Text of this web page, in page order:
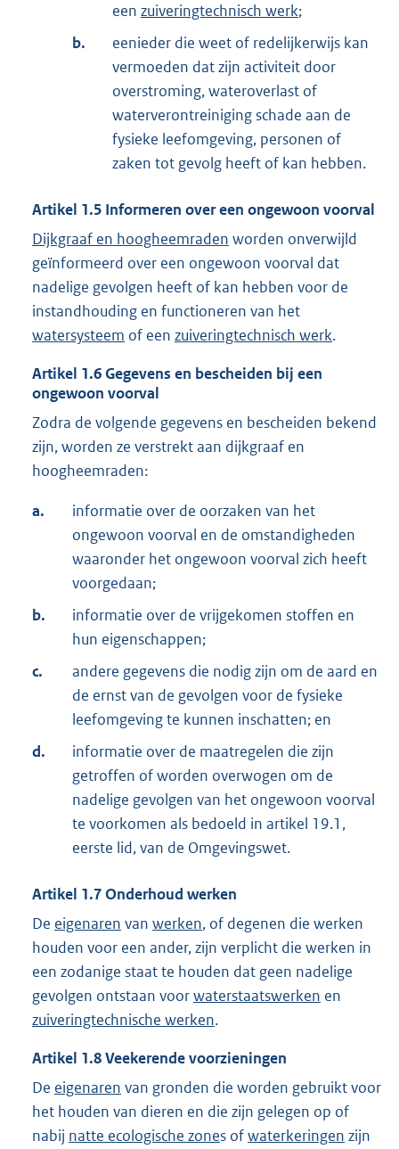
een zuiveringtechnisch werk;
b.
eenieder die weet of redelijkerwijs kan
vermoeden dat zijn activiteit door
overstroming, wateroverlast of
waterverontreiniging schade aan de
fysieke leefomgeving, personen of
zaken tot gevolg heeft of kan hebben.
Artikel 1.5 Informeren over een ongewoon voorval
Dijkgraaf en hoogheemraden worden onverwijld
geïnformeerd over een ongewoon voorval dat
nadelige gevolgen heeft of kan hebben voor de
instandhouding en functioneren van het
watersysteem of een zuiveringtechnisch werk.
Artikel 1.6Gegevens en bescheiden bij een
ongewoon voorval
Zodra de volgende gegevens en bescheiden bekend
zijn, worden ze verstrekt aan dijkgraaf en
hoogheemraden:
a.
informatie over de oorzaken van het
ongewoon voorval en de omstandigheden
waaronder het ongewoon voorval zich heeft
voorgedaan;
b.
informatie over de vrijgekomen stoffen en
hun eigenschappen;
c.
andere gegevens die nodig zijn om de aard en
de ernst van de gevolgen voor de fysieke
leefomgeving te kunnen inschatten; en
d.
informatie over de maatregelen die zijn
getroffen of worden overwogen om de
nadelige gevolgen van het ongewoon voorval
te voorkomen als bedoeld in artikel 19.1,
eerste lid, van de Omgevingswet.
Artikel 1.7Onderhoud werken
De eigenaren van werken, of degenen die werken
houden voor een ander, zijn verplicht die werken in
een zodanige staat te houden dat geen nadelige
gevolgen ontstaan voorwaterstaatswerken en
zuiveringtechnische werken.
Artikel 1.8Veekerende voorzieningen
De eigenaren van gronden die worden gebruikt voor
het houden van dieren en die zijn gelegen op of
nabij natte ecologische zones ofwaterkeringen zijn